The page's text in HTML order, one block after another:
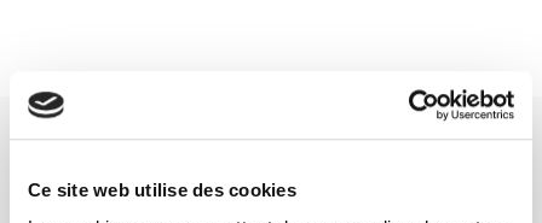
Ce site web utilise des cookies